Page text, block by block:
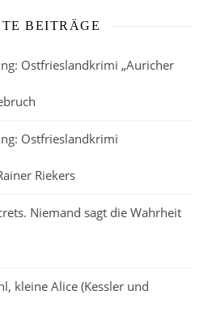
BEITRÄGE
Ostfrieslandkrimi „Auricher
Ostfrieslandkrimi
Riekers
Niemand sagt die Wahrheit
kleine Alice (Kessler und